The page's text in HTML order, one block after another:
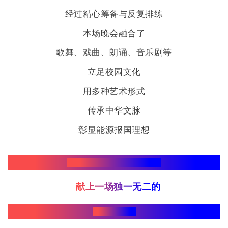
经过精心筹备与反复排练
本场晚会融合了
歌舞、戏曲、朗诵、音乐剧等
立足校园文化
用多种艺术形式
传承中华文脉
彰显能源报国理想
献上一场独一无二的